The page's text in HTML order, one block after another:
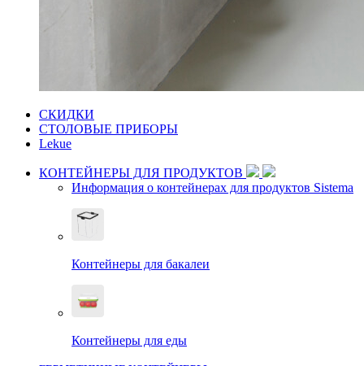
СКИДКИ
СТОЛОВЫЕ ПРИБОРЫ
Lekue
КОНТЕЙНЕРЫ ДЛЯ ПРОДУКТОВ
Информация о контейнерах для продуктов Sistema
Контейнеры для бакалеи
Контейнеры для еды